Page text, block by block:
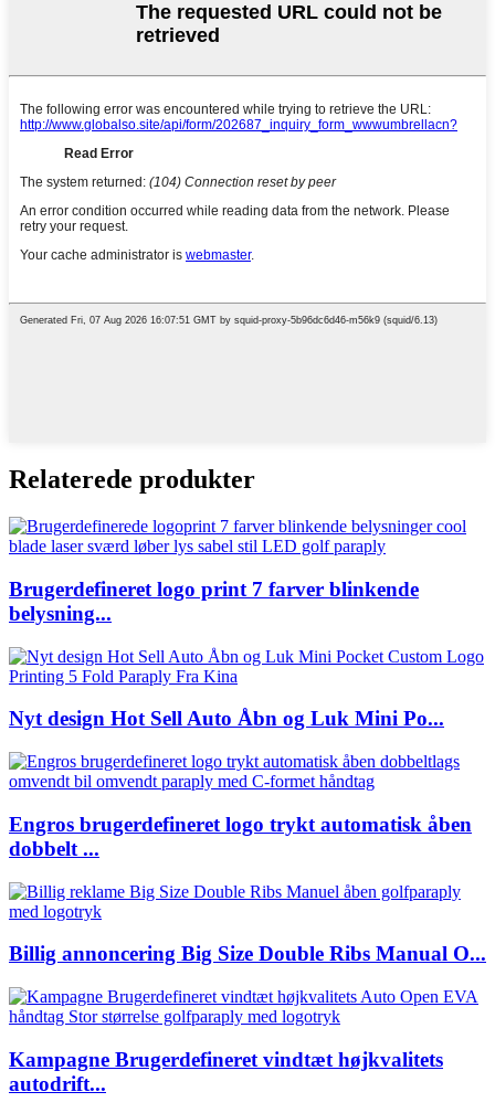
Relaterede produkter
Brugerdefineret logo print 7 farver blinkende
belysning...
Nyt design Hot Sell Auto Åbn og Luk Mini Po...
Engros brugerdefineret logo trykt automatisk åben
dobbelt ...
Billig annoncering Big Size Double Ribs Manual O...
Kampagne Brugerdefineret vindtæt højkvalitets
autodrift...